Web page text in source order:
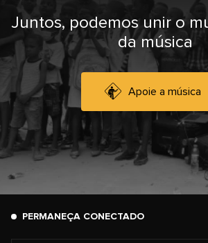
Juntos, podemos unir o
da música
Apoie a música
PERMANEÇA CONECTADO